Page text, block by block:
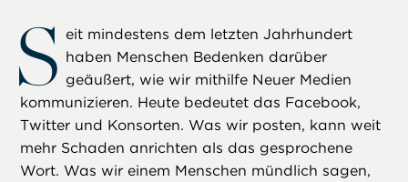
S eit mindestens dem letzten Jahrhundert
haben Menschen Bedenken darüber
geäußert, wie wir mithilfe Neuer Medien
kommunizieren. Heute bedeutet das Facebook,
Twitter und Konsorten. Was wir posten, kann weit
mehr Schaden anrichten als das gesprochene
Wort. Was wir einem Menschen mündlich sagen,